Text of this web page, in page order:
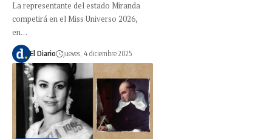
La representante del estado Miranda
competirá en el Miss Universo 2026,
en…
El Diario jueves, 4 diciembre 2025